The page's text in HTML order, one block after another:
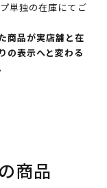
単独の在庫にてご
商品が実店舗と在
の表示へと変わる
商品